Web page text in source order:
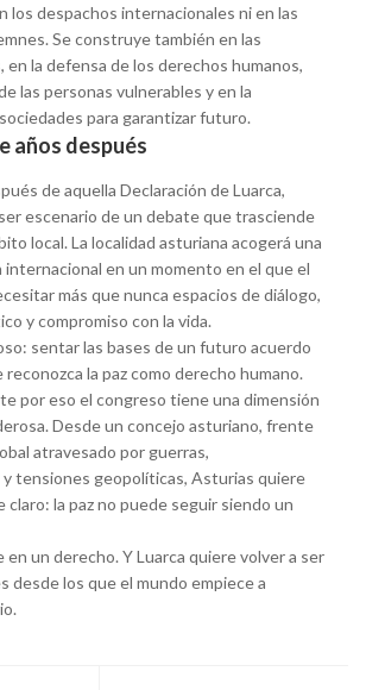
los despachos internacionales ni en las
Se construye también en las
en la defensa de los derechos humanos,
las personas vulnerables y en la
para garantizar futuro.
años después
de aquella Declaración de Luarca,
escenario de un debate que trasciende
local. La localidad asturiana acogerá una
internacional en un momento en el que el
más que nunca espacios de diálogo,
y compromiso con la vida.
sentar las bases de un futuro acuerdo
la paz como derecho humano.
por eso el congreso tiene una dimensión
Desde un concejo asturiano, frente
atravesado por guerras,
tensiones geopolíticas, Asturias quiere
claro: la paz no puede seguir siendo un
un derecho. Y Luarca quiere volver a ser
desde los que el mundo empiece a